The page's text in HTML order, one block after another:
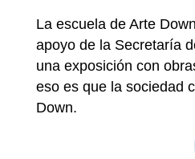
La escuela de Arte
apoyo de la Secretaría
una exposición con
eso es que la sociedad
Down.